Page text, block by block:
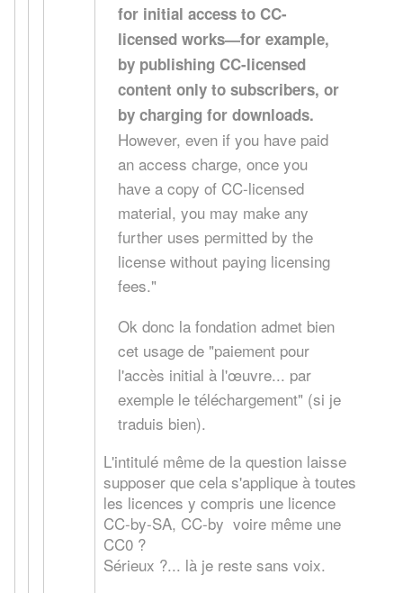
for initial access to CC-
licensed works—for example,
by publishing CC-licensed
content only to subscribers, or
by charging for downloads.
However, even if you have paid
an access charge, once you
have a copy of CC-licensed
material, you may make any
further uses permitted by the
license without paying licensing
fees."
Ok donc la fondation admet bien
cet usage de "paiement pour
l'accès initial à l'œuvre... par
exemple le téléchargement" (si je
traduis bien).
L'intitulé même de la question laisse
supposer que cela s'applique à toutes
les licences y compris une licence
CC-by-SA, CC-by voire même une
CC0 ?
Sérieux ?... là je reste sans voix.